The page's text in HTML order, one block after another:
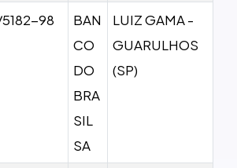
98
BAN
CO
DO
BRA
SIL
SA
LUIZ GAMA -
GUARULHOS
(SP)